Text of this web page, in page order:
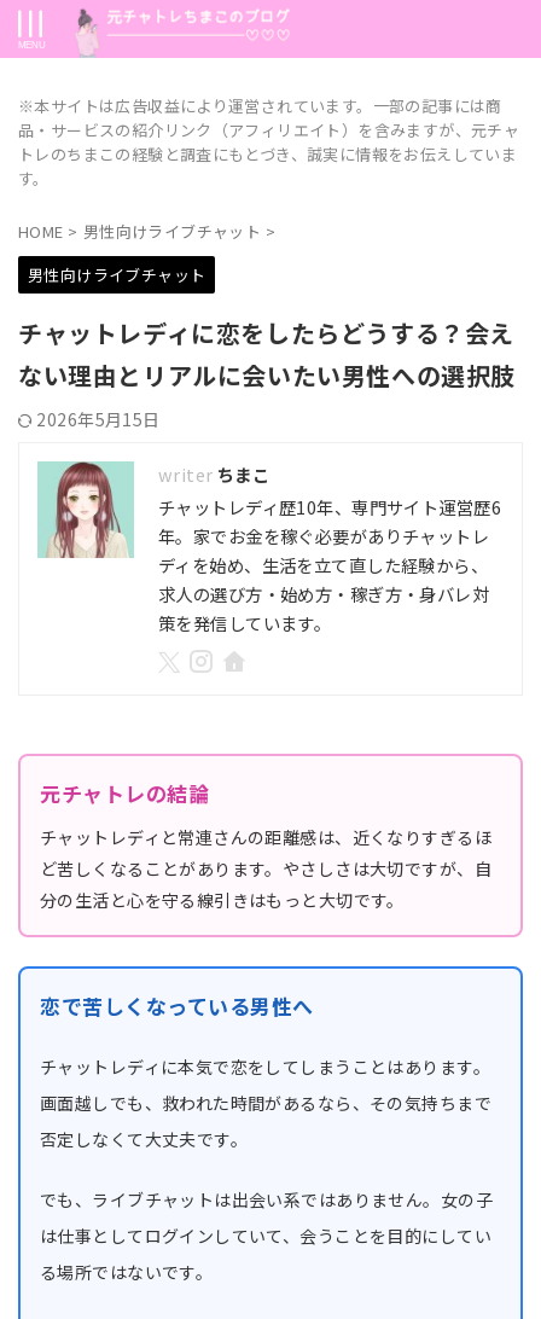
※本サイトは広告収益により運営されています。一部の記事には商
品・サービスの紹介リンク（アフィリエイト）を含みますが、元チャ
トレのちまこの経験と調査にもとづき、誠実に情報をお伝えしていま
す。
HOME > 男性向けライブチャット >
男性向けライブチャット
チャットレディに恋をしたらどうする？会え
ない理由とリアルに会いたい男性への選択肢
2026年5月15日
ちまこ
チャットレディ歴10年、専門サイト運営歴6
年。家でお金を稼ぐ必要がありチャットレ
ディを始め、生活を立て直した経験から、
求人の選び方・始め方・稼ぎ方・身バレ対
策を発信しています。
元チャトレの結論
チャットレディと常連さんの距離感は、近くなりすぎるほ
ど苦しくなることがあります。やさしさは大切ですが、自
分の生活と心を守る線引きはもっと大切です。
恋で苦しくなっている男性へ
チャットレディに本気で恋をしてしまうことはあります。
画面越しでも、救われた時間があるなら、その気持ちまで
否定しなくて大丈夫です。
でも、ライブチャットは出会い系ではありません。女の子
は仕事としてログインしていて、会うことを目的にしてい
る場所ではないです。